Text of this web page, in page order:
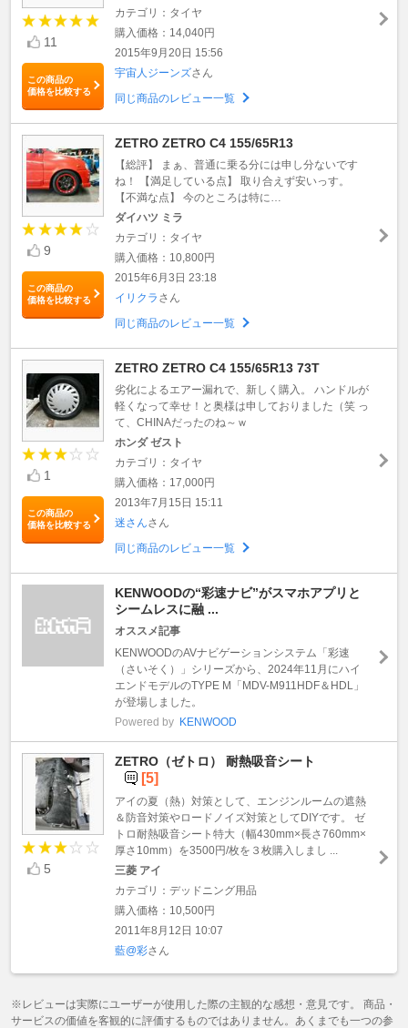
11
この商品の
価格を比較する
カテゴリ：タイヤ
購入価格：14,040円
2015年9月20日 15:56
宇宙人ジーンズさん
同じ商品のレビュー一覧
9
この商品の
価格を比較する
ZETRO ZETRO C4 155/65R13
【総評】 まぁ、普通に乗る分には申し分ないです
ね！ 【満足している点】 取り合えず安いっす。
【不満な点】 今のところは特に…
ダイハツ ミラ
カテゴリ：タイヤ
購入価格：10,800円
2015年6月3日 23:18
イリクラ さん
同じ商品のレビュー一覧
1
この商品の
価格を比較する
ZETRO ZETRO C4 155/65R13 73T
劣化によるエアー漏れで、新しく購入。 ハンドルが
軽くなって幸せ！と奥様は申しておりました（笑 っ
て、CHINAだったのね～ｗ
ホンダ ゼスト
カテゴリ：タイヤ
購入価格：17,000円
2013年7月15日 15:11
迷さんさん
同じ商品のレビュー一覧
KENWOODの“彩速ナビ”がスマホアプリと
シームレスに融 ...
オススメ記事
KENWOODのAVナビゲーションシステム「彩速
（さいそく）」シリーズから、2024年11月にハイ
エンドモデルのTYPE M「MDV-M911HDF＆HDL」
が登場しました。
Powered by KENWOOD
5
ZETRO（ゼトロ） 耐熱吸音シート
[5]
アイの夏（熱）対策として、エンジンルームの遮熱
＆防音対策やロードノイズ対策としてDIYです。 ゼ
トロ耐熱吸音シート特大（幅430mm×長さ760mm×
厚さ10mm）を3500円/枚を３枚購入しまし ...
三菱 アイ
カテゴリ：デッドニング用品
購入価格：10,500円
2011年8月12日 10:07
藍@彩さん
※レビューは実際にユーザーが使用した際の主観的な感想・意見です。 商品・
サービスの価値を客観的に評価するものではありません。あくまでも一つの参